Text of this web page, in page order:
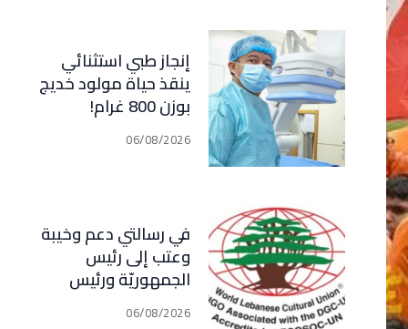
إنجاز طبي استثنائي
ينقذ حياة مولود خديج
بوزن 800 غرام!
06/08/2026
في رسالتي دعم وخيبة
وعتب إلى رئيس
الجمهوريّة ورئيس
مجلس الوزراء .. رئيس
06/08/2026